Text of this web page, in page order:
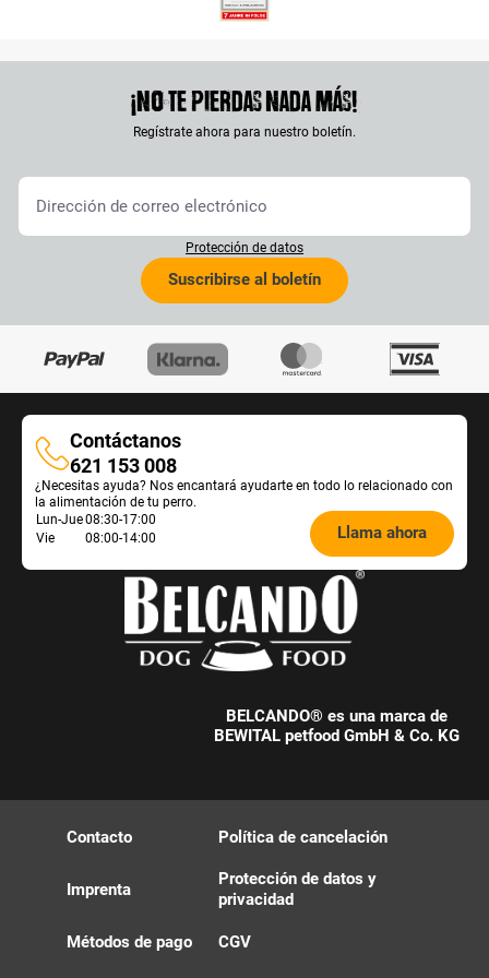
¡No te pierdas nada más!
Regístrate ahora para nuestro boletín.
Protección de datos
Suscribirse al boletín
Contáctanos
Contáctanos
621 153 008
¿Necesitas ayuda? Nos encantará ayudarte en todo lo relacionado con
la alimentación de tu perro.
Öffnungszeiten
Futterberatung:
Lun-Jue08:30-17:00
Vie
08:00-14:00 Llama ahora
BELCANDO® es una marca de
BEWITAL petfood GmbH & Co. KG
Contacto
Imprenta
Métodos de pago
Política de cancelación
Protección de datos y
privacidad
CGV